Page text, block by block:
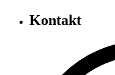
Kontakt